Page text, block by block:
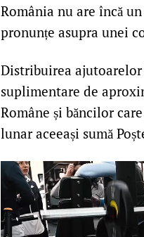
România nu are încă
pronunțe asupra unei
Distribuirea
suplimentare de
Române și băncilor
lunar aceeași sumă